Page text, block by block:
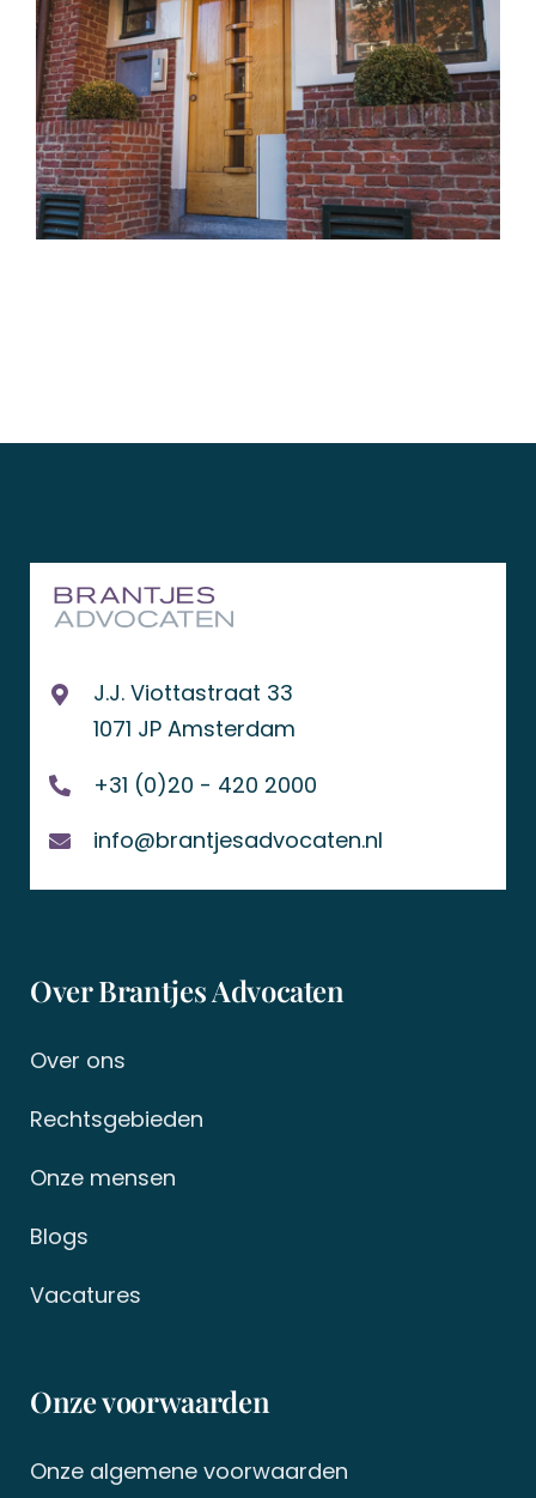
J.J. Viottastraat 33
1071 JP Amsterdam
+31 (0)20 - 420 2000
info@brantjesadvocaten.nl
Over Brantjes Advocaten
Over ons
Rechtsgebieden
Onze mensen
Blogs
Vacatures
Onze voorwaarden
Onze algemene voorwaarden